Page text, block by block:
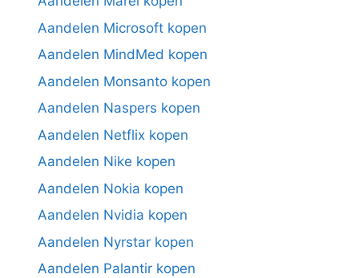
Aandelen Microsoft kopen
Aandelen MindMed kopen
Aandelen Monsanto kopen
Aandelen Naspers kopen
Aandelen Netflix kopen
Aandelen Nike kopen
Aandelen Nokia kopen
Aandelen Nvidia kopen
Aandelen Nyrstar kopen
Aandelen Palantir kopen